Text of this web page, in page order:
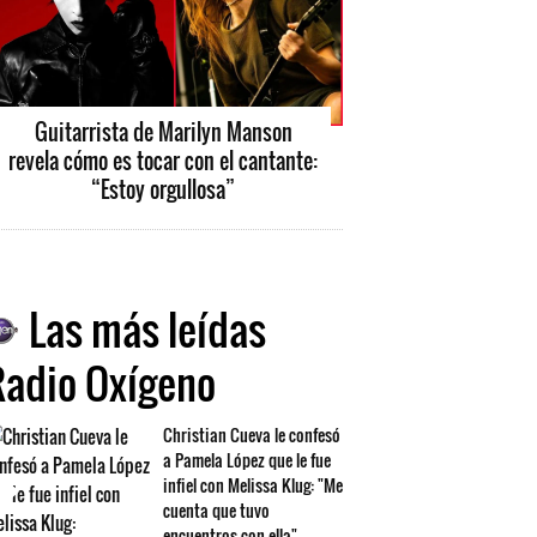
Guitarrista de Marilyn Manson
revela cómo es tocar con el cantante:
“Estoy orgullosa”
Las más leídas
Oxígeno
Christian Cueva le confesó
a Pamela López que le fue
infiel con Melissa Klug: "Me
cuenta que tuvo